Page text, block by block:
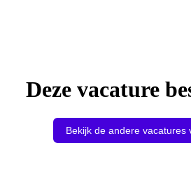
Deze vacature
Bekijk de andere vacatures